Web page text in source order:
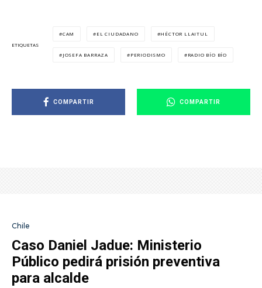
ETIQUETAS
CAM EL CIUDADANO HÉCTOR LLAITUL
JOSEFA BARRAZA PERIODISMO RADIO BÍO BÍO
COMPARTIR COMPARTIR
Chile
Caso Daniel Jadue: Ministerio
Público pedirá prisión preventiva
para alcalde